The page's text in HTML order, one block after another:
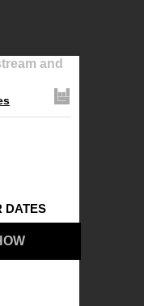
and
DATES